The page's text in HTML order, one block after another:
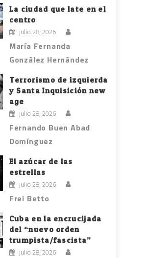
La ciudad que late en el
centro
julio 28, 2026
María Fernanda
González Hernández
Terrorismo de izquierda
y Santa Inquisición new
age
julio 28, 2026
Fernando Buen Abad
Domínguez
El azúcar de las
estrellas
julio 28, 2026
Frei Betto
Cuba en la encrucijada
del “nuevo orden
trumpista/fascista”
julio 28, 2026